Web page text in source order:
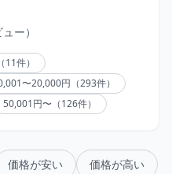
ー）
件）
〜20,000円（293件）
50,001円〜（126件）
価格が安い 価格が高い